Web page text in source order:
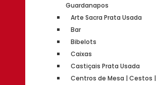
Guardanapos
Arte Sacra Prata Usada
Bar
Bibelots
Caixas
Castiçais Prata Usada
Centros de Mesa | Cestos |